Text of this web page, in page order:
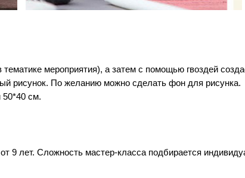
мероприятия), а затем с помощью гвоздей
рисунок. По желанию можно сделать фон для рисунка.
см.
9 лет. Сложность мастер-класса подбирается